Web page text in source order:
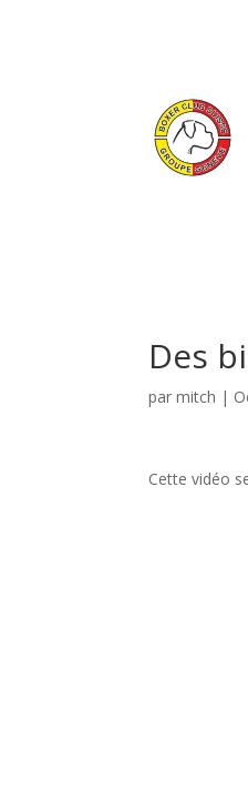
Des
parmitch |
Cette vidéo